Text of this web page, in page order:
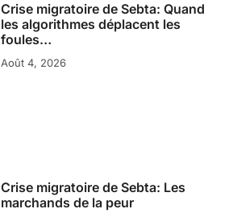
Crise migratoire de Sebta: Quand
les algorithmes déplacent les
foules…
Août 4, 2026
Crise migratoire de Sebta: Les
marchands de la peur